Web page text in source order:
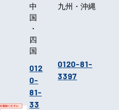
中
国
・
四
国
012
0-
81-
33
九州・沖縄
0120-81-
3397